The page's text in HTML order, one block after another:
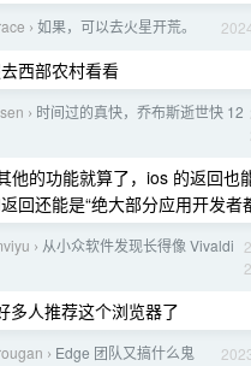
› 如果，可以去火星开荒。
西部农村看看
› 时间过的真快，乔布斯逝世快 12
他的功能就算了，ios 的返回也
回还能是“绝大部分应用开发者
› 从小众软件发现长得像 Vivaldi
多人推荐这个浏览器了
› Edge 团队又搞什么鬼